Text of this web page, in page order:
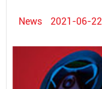
News 2021-06-22